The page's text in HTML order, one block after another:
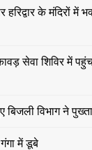
के मंदिरों में
सेवा शिविर में
विभाग ने
में डूबे